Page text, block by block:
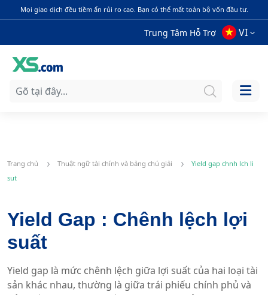
Mọi giao dịch đều tiềm ẩn rủi ro cao. Bạn có thể mất toàn bộ vốn đầu tư.
Trung Tâm Hỗ Trợ VI
Trang chủ Thuật ngữ tài chính và bảng chú giải
Yield gap chnh lch li
sut
Yield Gap : Chênh lệch lợi
suất
Yield gap là mức chênh lệch giữa lợi suất của hai loại tài
sản khác nhau, thường là giữa trái phiếu chính phủ và